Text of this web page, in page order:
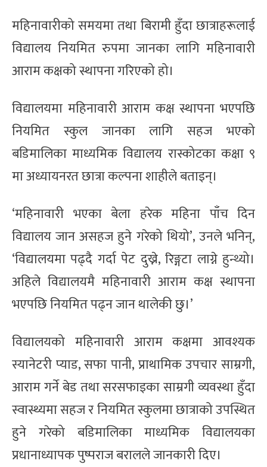
महिनावारीको समयमा तथा बिरामी हुँदा छात्राहरूलाई
विद्यालय नियमित रुपमा जानका लागि महिनावारी
आराम कक्षको स्थापना गरिएको हो।
विद्यालयमा महिनावारी आराम कक्ष स्थापना भएपछि
नियमित स्कुल जानका लागि सहज भएको
बडिमालिका माध्यमिक विद्यालय रास्कोटका कक्षा ९
मा अध्यायनरत छात्रा कल्पना शाहीले बताइन्।
‘महिनावारी भएका बेला हरेक महिना पाँच दिन
विद्यालय जान असहज हुने गरेको थियो’, उनले भनिन्,
‘विद्यालयमा पढ्दै गर्दा पेट दुख्ने, रिङ्गटा लाग्ने हुन्थ्यो।
अहिले विद्यालयमै महिनावारी आराम कक्ष स्थापना
भएपछि नियमित पढ्न जान थालेकी छु।’
विद्यालयको महिनावारी आराम कक्षमा आवश्यक
स्यानेटरी प्याड, सफा पानी, प्राथामिक उपचार साम्रगी,
आराम गर्ने बेड तथा सरसफाइका साम्रगी व्यवस्था हुँदा
स्वास्थ्यमा सहज र नियमित स्कुलमा छात्राको उपस्थित
हुने गरेको बडिमालिका माध्यमिक विद्यालयका
प्रधानाध्यापक पुष्पराज बरालले जानकारी दिए।